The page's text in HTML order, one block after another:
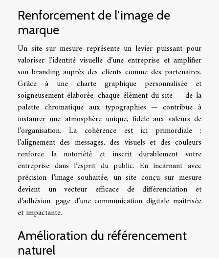
Renforcement de l’image de
marque
Un site sur mesure représente un levier puissant pour
valoriser l’identité visuelle d’une entreprise et amplifier
son branding auprès des clients comme des partenaires.
Grâce à une charte graphique personnalisée et
soigneusement élaborée, chaque élément du site — de la
palette chromatique aux typographies — contribue à
instaurer une atmosphère unique, fidèle aux valeurs de
l’organisation. La cohérence est ici primordiale :
l’alignement des messages, des visuels et des couleurs
renforce la notoriété et inscrit durablement votre
entreprise dans l’esprit du public. En incarnant avec
précision l’image souhaitée, un site conçu sur mesure
devient un vecteur efficace de différenciation et
d’adhésion, gage d’une communication digitale maîtrisée
et impactante.
Amélioration du référencement
naturel